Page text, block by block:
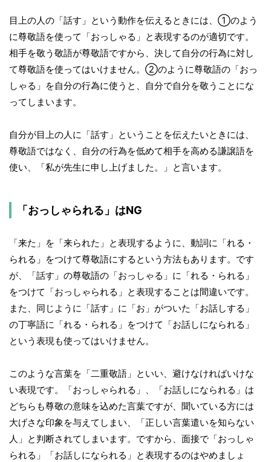
目上の人の「話す」という動作を伝えるときには、①のよう
に尊敬語を使って「おっしゃる」と表現するのが適切です。
相手を敬う敬語が尊敬語ですから、決して自分の行為に対し
て尊敬語を使ってはいけません。②のように尊敬語の「おっ
しゃる」を自分の行為に使うと、自分で自分を敬うことにな
ってしまいます。
自分が目上の人に「話す」ということを伝えたいときには、
尊敬語ではなく、自分の行為を低めて相手を高める謙譲語を
使い、「私が先生に申し上げました。」と言います。
「おっしゃられる」はNG
「来た」を「来られた」と表現するように、動詞に「れる・
られる」をつけて尊敬語にするという方法もあります。です
が、「話す」の尊敬語の「おっしゃる」に「れる・られる」
をつけて「おっしゃられる」と表現することは間違いです。
また、同じように「話す」に「お」がついた「お話しする」
の丁寧語に「れる・られる」をつけて「お話しになられる」
という表現も使ってはいけません。
このような言葉を「二重敬語」といい、避けなければいけな
い表現です。「おっしゃられる」、「お話しになられる」は
どちらも尊敬の意味を込めた言葉ですが、聞いている方には
大げさな印象を与えてしまい、「正しい言葉遣いを知らない
人」と判断されてしまいます。ですから、面接で「おっしゃ
られる」「お話しになられる」と表現するのはやめましょ